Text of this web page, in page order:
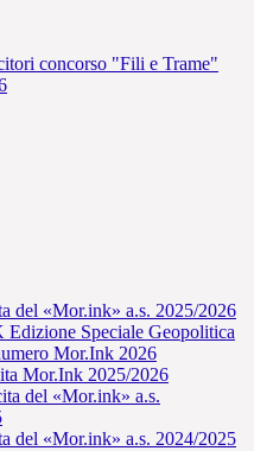
concorso "Fili e Trame"
del «Mor.ink» a.s. 2025/2026
Speciale Geopolitica
Mor.Ink 2026
Mor.Ink 2025/2026
del «Mor.ink» a.s.
del «Mor.ink» a.s. 2024/2025